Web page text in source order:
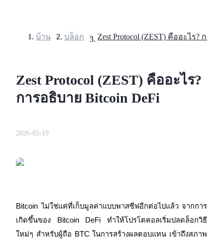
ฟิวเจอร์ส
ฟิวเจอร์สที่ใช้ USDT เป็นหลักประกัน
บ้าน > บล็อก >
Zest Protocol (ZEST) คืออะไร?
การอธิบาย Bitcoin DeFi
2026-05-19
Bitcoin ไม่ใช่แค่ที่เก็บมูลค่าแบบพาสซีฟอีกต่อไปแล้ว จากการ
เกิดขึ้นของ Bitcoin DeFi ทำให้โปรโตคอลเริ่มปลดล็อกวิธี
ใหม่ๆ สำหรับผู้ถือ BTC ในการสร้างผลตอบแทน เข้าถึงสภาพ